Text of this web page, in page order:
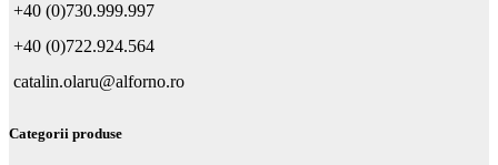
+40 (0)730.999.997
+40 (0)722.924.564
catalin.olaru@alforno.ro
Categorii produse